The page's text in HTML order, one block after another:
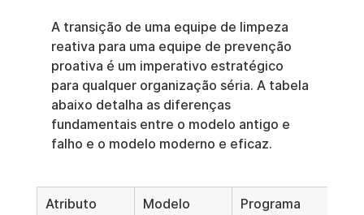
A transição de uma equipe de limpeza
reativa para uma equipe de prevenção
proativa é um imperativo estratégico
para qualquer organização séria. A tabela
abaixo detalha as diferenças
fundamentais entre o modelo antigo e
falho e o modelo moderno e eficaz.
Atributo
Modelo
Programa